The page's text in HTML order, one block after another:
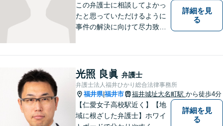
この弁護士に相談してよかっ
たと思っていただけるように
事件の解決に向けて尽力致し
詳細を見
る
光照 良眞 弁護士
弁護士法人福井ひかり総合法律事務所
福井県|福井市 福井城址大名町駅 から徒歩4分
【仁愛女子高校駅近く】【地
域に根ざした弁護士】ホワイ
詳細を見
る